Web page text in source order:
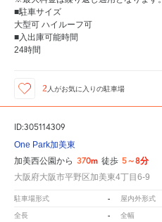
■駐車サイズ
大型可 ハイルーフ可
■入出庫可能時間
24時間
2 人がお気に入りの駐車場
ID:305114309
One Park加美東
加美西公園から 370m 徒歩 5～8分
大阪府大阪市平野区加美東4丁目6-9
駐車場形式 - 屋内外形式
全長 - 全幅